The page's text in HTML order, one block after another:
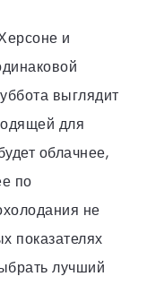
и
выглядит
для
облачнее,
по
не
показателях
лучший